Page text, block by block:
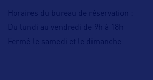
Horaires du bureau de réservation :
Du lundi au vendredi de 9h à 18h
Fermé le samedi et le dimanche